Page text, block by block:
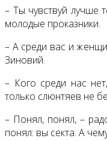
– Ты чувствуй лучше
молодые проказники.
– А среди вас и
Зиновий.
– Кого среди нас
только слюнтяев не
– Понял, понял, –
понял: вы секта. А